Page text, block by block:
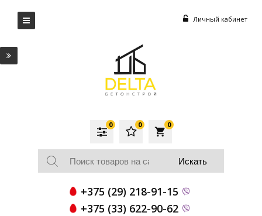
Личный кабинет
local_grocery_store
0
0
0
+375 (29) 218-91-15
+375 (33) 622-90-62